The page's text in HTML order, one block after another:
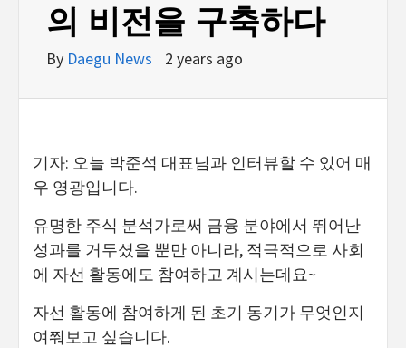
의 비전을 구축하다
By Daegu News 2 years ago
기자: 오늘 박준석 대표님과 인터뷰할 수 있어 매
우 영광입니다.
유명한 주식 분석가로써 금융 분야에서 뛰어난
성과를 거두셨을 뿐만 아니라, 적극적으로 사회
에 자선 활동에도 참여하고 계시는데요~
자선 활동에 참여하게 된 초기 동기가 무엇인지
여쭤보고 싶습니다.